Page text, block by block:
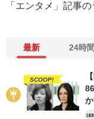
「エンタメ」記事
最新 24時間
SCOOP!